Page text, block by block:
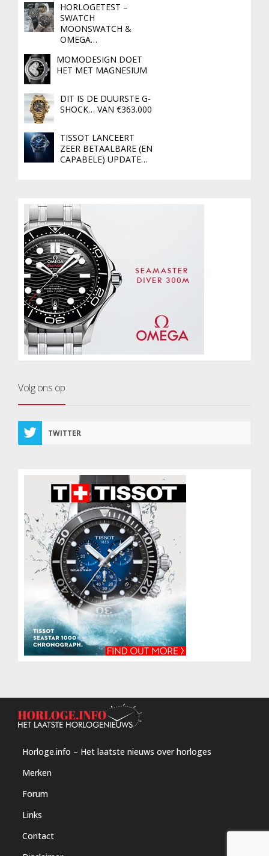
HORLOGETEST –
SWATCH
MOONSWATCH &
OMEGA…
MOMODESIGN DOET
HET MET MAGNESIUM
DIT IS DE DUURSTE G-
SHOCK… VAN €363.000
TISSOT LANCEERT
ZEER BETAALBARE (EN
CAPABELE) UPDATE…
Volg ons op
TWITTER
Horloge.info – Het laatste nieuws over horloges
Merken
Forum
Links
Contact